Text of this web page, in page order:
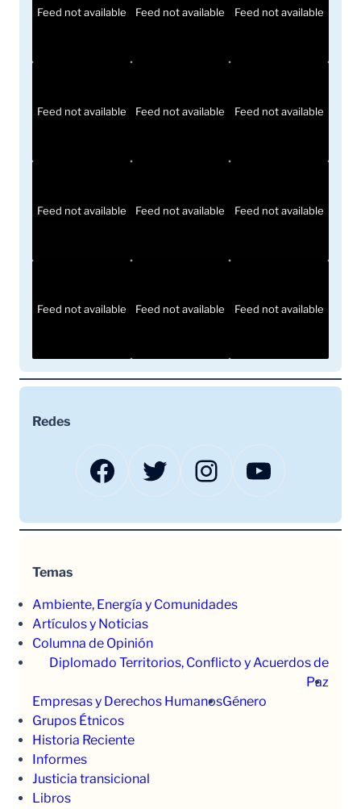
Feed not available Feed not available Feed not available
Feed not available Feed not available Feed not available
Feed not available Feed not available Feed not available
Feed not available Feed not available Feed not available
Redes
Facebook Twitter Instagram YouTube
Temas
Ambiente, Energía y Comunidades
Artículos y Noticias
Columna de Opinión
Diplomado Territorios, Conflicto y Acuerdos de
Paz
Empresas y Derechos HumanosGénero
Grupos Étnicos
Historia Reciente
Informes
Justicia transicional
Libros